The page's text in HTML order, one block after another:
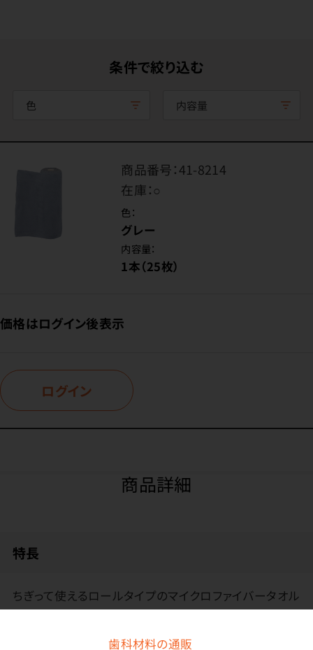
歯科材料の通販
条件で絞り込む
色 内容量
商品番号：41-8214
在庫：○
色：
グレー
内容量：
1本（25枚）
価格はログイン後表示
ログイン
商品詳細
特長
ちぎって使えるロールタイプのマイクロファイバータオル